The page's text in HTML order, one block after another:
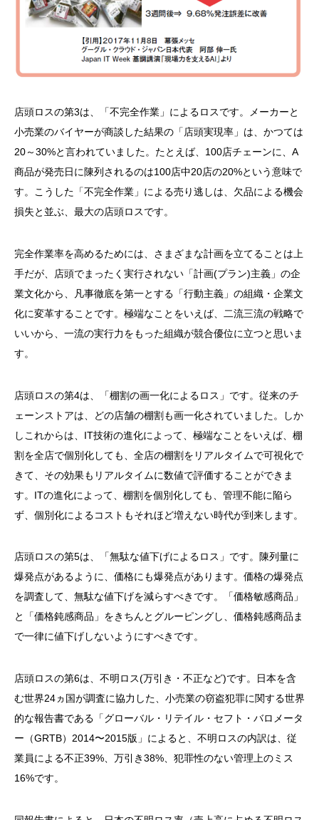
店頭ロスの第3は、「不完全作業」によるロスです。メーカーと
小売業のバイヤーが商談した結果の「店頭実現率」は、かつては
20～30%と言われていました。たとえば、100店チェーンに、A
商品が発売日に陳列されるのは100店中20店の20%という意味で
す。こうした「不完全作業」による売り逃しは、欠品による機会
損失と並ぶ、最大の店頭ロスです。
完全作業率を高めるためには、さまざまな計画を立てることは上
手だが、店頭でまったく実行されない「計画(プラン)主義」の企
業文化から、凡事徹底を第一とする「行動主義」の組織・企業文
化に変革することです。極端なことをいえば、二流三流の戦略で
いいから、一流の実行力をもった組織が競合優位に立つと思いま
す。
店頭ロスの第4は、「棚割の画一化によるロス」です。従来のチ
ェーンストアは、どの店舗の棚割も画一化されていました。しか
しこれからは、IT技術の進化によって、極端なことをいえば、棚
割を全店で個別化しても、全店の棚割をリアルタイムで可視化で
きて、その効果もリアルタイムに数値で評価することができま
す。ITの進化によって、棚割を個別化しても、管理不能に陥ら
ず、個別化によるコストもそれほど増えない時代が到来します。
店頭ロスの第5は、「無駄な値下げによるロス」です。陳列量に
爆発点があるように、価格にも爆発点があります。価格の爆発点
を調査して、無駄な値下げを減らすべきです。「価格敏感商品」
と「価格鈍感商品」をきちんとグルーピングし、価格鈍感商品ま
で一律に値下げしないようにすべきです。
店頭ロスの第6は、不明ロス(万引き・不正など)です。日本を含
む世界24ヵ国が調査に協力した、小売業の窃盗犯罪に関する世界
的な報告書である「グローバル・リテイル・セフト・バロメータ
ー（GRTB）2014〜2015版」によると、不明ロスの内訳は、従
業員による不正39%、万引き38%、犯罪性のない管理上のミス
16%です。